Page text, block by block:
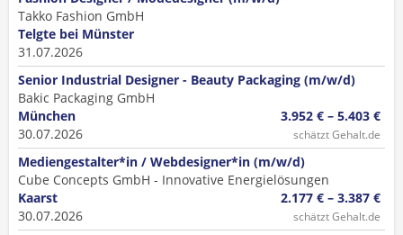
Takko Fashion GmbH
Telgte bei Münster
31.07.2026
Senior Industrial Designer - Beauty Packaging (m/w/d)
Bakic Packaging GmbH
München
30.07.2026
3.952 € – 5.403 €
schätzt Gehalt.de
Mediengestalter*in / Webdesigner*in (m/w/d)
Cube Concepts GmbH - Innovative Energielösungen
Kaarst
30.07.2026
2.177 € – 3.387 €
schätzt Gehalt.de